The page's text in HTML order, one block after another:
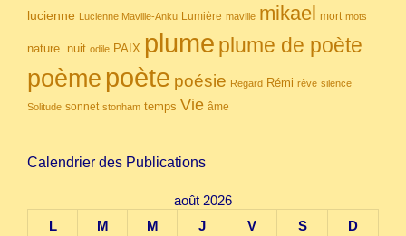
lucienne Lucienne Maville-Anku Lumière maville mikael mort mots
nature. nuit odile PAIX plume plume de poète
poème poète poésie Regard Rémi rêve silence
Solitude sonnet stonham temps Vie âme
Calendrier des Publications
août 2026
L
M M J V S D